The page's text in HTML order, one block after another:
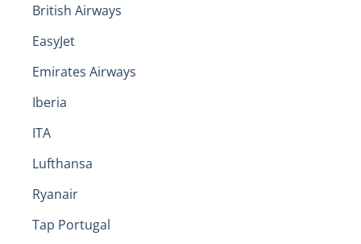
British Airways
EasyJet
Emirates Airways
Iberia
ITA
Lufthansa
Ryanair
Tap Portugal